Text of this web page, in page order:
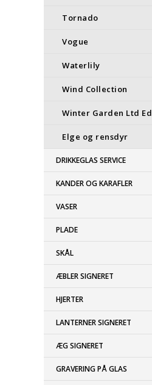
Tornado
Vogue
Waterlily
Wind Collection
Winter Garden Ltd Ed
Elge og rensdyr
DRIKKEGLAS SERVICE
KANDER OG KARAFLER
VASER
PLADE
SKÅL
ÆBLER SIGNERET
HJERTER
LANTERNER SIGNERET
ÆG SIGNERET
GRAVERING PÅ GLAS